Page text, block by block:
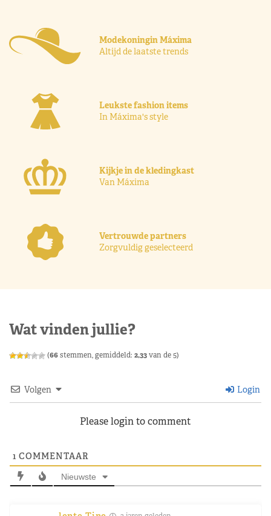
Modekoningin Máxima
Altijd de laatste trends
Leukste fashion items
In Máxima's style
Kijkje in de kledingkast
Van Máxima
Vertrouwde partners
Zorgvuldig geselecteerd
Wat vinden jullie?
(66stemmen, gemiddeld: 2,33van de 5)
Volgen Login
Please login to comment
1 COMMENTAAR
Nieuwste